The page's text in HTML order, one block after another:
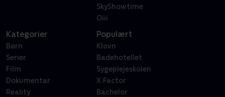
SkyShowtime
Oiii
Kategorier
Børn
Serier
Film
Dokumentar
Reality
Populært
Klovn
Badehotellet
Sygeplejeskolen
X Factor
Bachelor